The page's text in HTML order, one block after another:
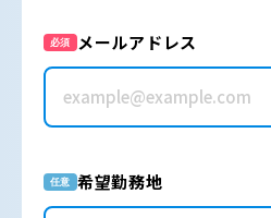
必須 メールアドレス
任意 希望勤務地